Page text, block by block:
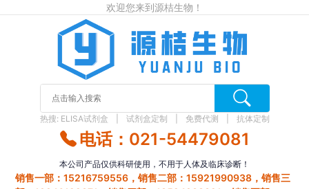
欢迎您来到源桔生物！
热搜: ELISA试剂盒 试剂盒定制 免费代测 抗体定制
电话：021-54479081
本公司产品仅供科研使用，不用于人体及临床诊断！
销售一部：15216759556，销售二部：15921990938，销售三